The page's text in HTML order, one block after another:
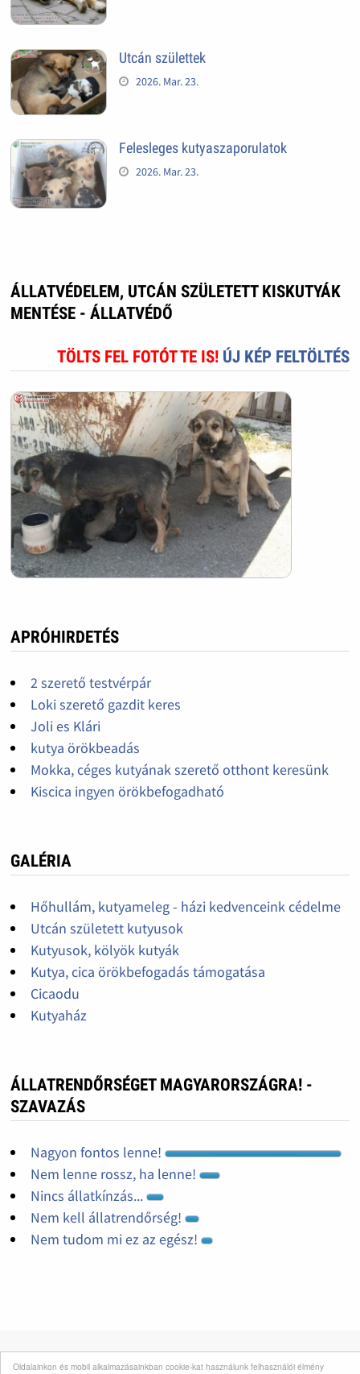
Oldalainkon és mobil alkalmazásainkban cookie-kat használunk felhasználói élmény
Utcán születtek
2026. Mar. 23.
Felesleges kutyaszaporulatok
2026. Mar. 23.
ÁLLATVÉDELEM, UTCÁN SZÜLETETT KISKUTYÁK
MENTÉSE - ÁLLATVÉDŐ
TÖLTS FEL FOTÓT TE IS! ÚJ KÉP FELTÖLTÉS
APRÓHIRDETÉS
2 szerető testvérpár
Loki szerető gazdit keres
Joli es Klári
kutya örökbeadás
Mokka, céges kutyának szerető otthont keresünk
Kiscica ingyen örökbefogadható
GALÉRIA
Hőhullám, kutyameleg - házi kedvenceink cédelme
Utcán született kutyusok
Kutyusok, kölyök kutyák
Kutya, cica örökbefogadás támogatása
Cicaodu
Kutyaház
ÁLLATRENDŐRSÉGET MAGYARORSZÁGRA! -
SZAVAZÁS
Nagyon fontos lenne!
Nem lenne rossz, ha lenne!
Nincs állatkínzás...
Nem kell állatrendőrség!
Nem tudom mi ez az egész!